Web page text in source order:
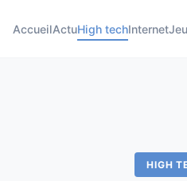
AccueilActuHigh techInternet
HIGH